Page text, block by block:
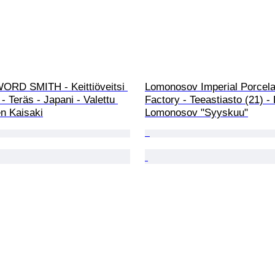
SMITH - Keittiöveitsi
Teräs - Japani - Valettu
Kaisaki
Lomonosov Imperial
Factory - Teeastiasto (21)
Lomonosov "Syyskuu"